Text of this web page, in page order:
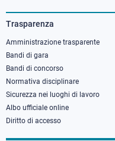
3
Trasparenza
Amministrazione trasparente
Bandi di gara
Bandi di concorso
Normativa disciplinare
Sicurezza nei luoghi di lavoro
Albo ufficiale online
Diritto di accesso